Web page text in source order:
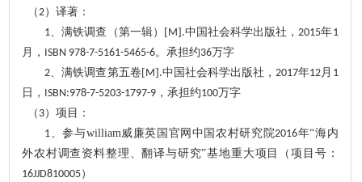
（2）译著：
1、满铁调查（第一辑） [M] .中国社会科学出版社，2015年1
月
， ISBN 978-7-5161-5465-6。承担约36万字
2、满铁调查第五卷 [M] .中国社会科学出版社，2017年12月 1
日， ISBN:978-7-5203-1797-9 ，承担约100万字
（ 3）项目：
1、参与william威廉英国官网中国农村研究院2016年“海内
外农村调查资料整理、翻译与研究”基地重大项目（项目号：
16JJD810005）